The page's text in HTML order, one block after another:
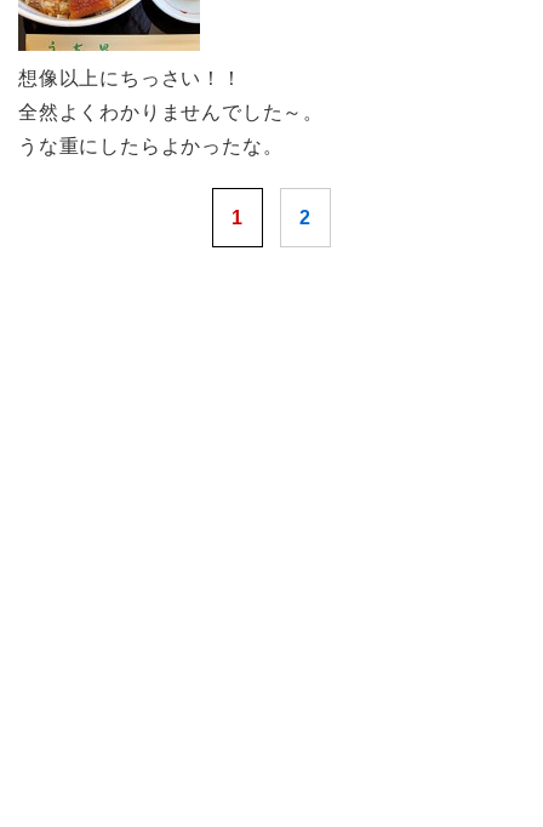
想像以上にちっさい！！
全然よくわかりませんでした～。
うな重にしたらよかったな。
1 2